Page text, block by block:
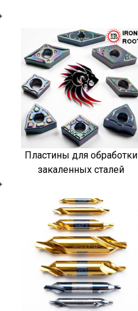
Пластины для обработки
закаленных сталей